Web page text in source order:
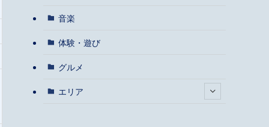
音楽
体験・遊び
グルメ
エリア